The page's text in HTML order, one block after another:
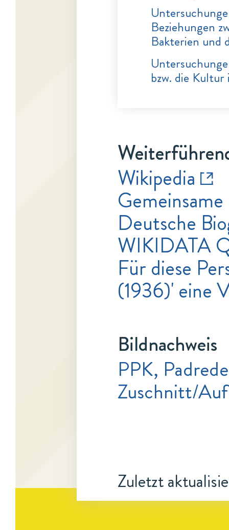
Beziehungen
Bakterien und
bzw. die
Wikipedia
Deutsche
WIKIDATA
Für diese
(1936)' eine
Bildnachweis
PPK,
Zuschnitt/
Zuletzt